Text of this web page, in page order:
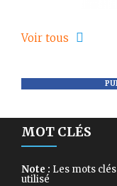
Voir tous
MOT CLÉS
Note : Les mots
utilisé